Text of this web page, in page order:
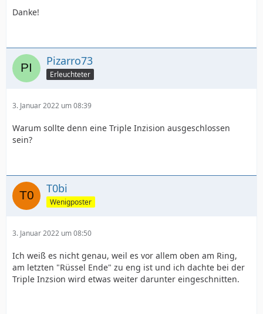
Danke!
Pizarro73
Erleuchteter
3. Januar 2022 um 08:39
Warum sollte denn eine Triple Inzision ausgeschlossen
sein?
T0bi
Wenigposter
3. Januar 2022 um 08:50
Ich weiß es nicht genau, weil es vor allem oben am Ring,
am letzten "Rüssel Ende" zu eng ist und ich dachte bei der
Triple Inzsion wird etwas weiter darunter eingeschnitten.